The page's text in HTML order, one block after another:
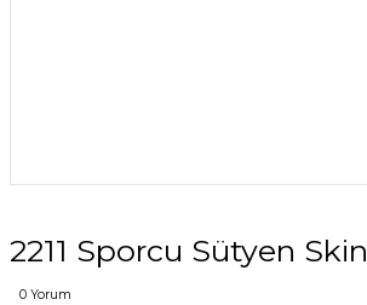
2211 Sporcu Sütyen Skin
0 Yorum